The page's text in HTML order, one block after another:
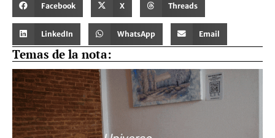
Facebook X Threads
LinkedIn WhatsApp Email
Temas de la nota: